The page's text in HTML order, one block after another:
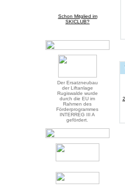
Schon Mitglied im
SKICLUB?
Der Ersatzneubau
der Liftanlage
Rugiswalde wurde
durch die EU im
Rahmen des
Förderprogrammes
INTERREG III A
gefördert.